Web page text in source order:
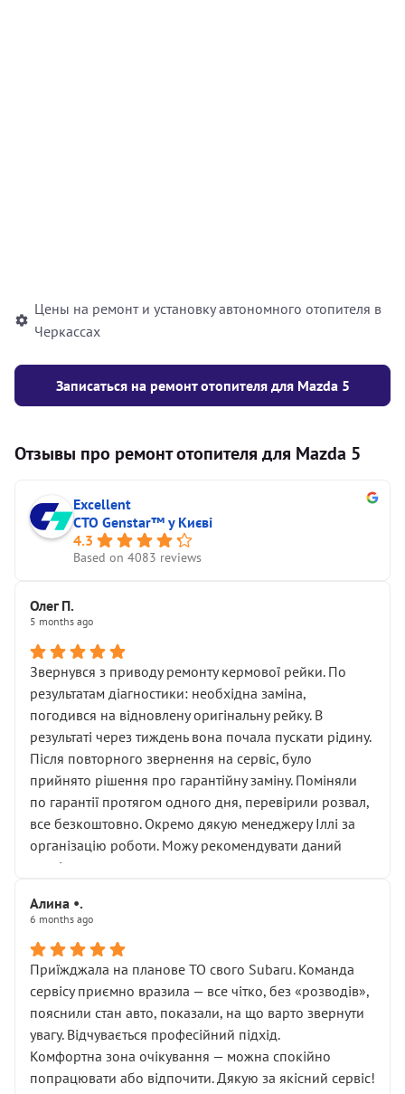
Цены на ремонт и установку автономного отопителя в
Черкассах
Записаться на ремонт отопителя для Mazda 5
Отзывы про ремонт отопителя для Mazda 5
Excellent
СТО Genstar™ у Києві
4.3
Based on 4083 reviews
Олег П.
5 months ago
Звернувся з приводу ремонту кермової рейки. По
результатам діагностики: необхідна заміна,
погодився на відновлену оригінальну рейку. В
результаті через тиждень вона почала пускати рідину.
Після повторного звернення на сервіс, було
прийнято рішення про гарантійну заміну. Поміняли
по гарантії протягом одного дня, перевірили розвал,
все безкоштовно. Окремо дякую менеджеру Іллі за
організацію роботи. Можу рекомендувати даний
сервіс.
Алина •.
6 months ago
Приїжджала на планове ТО свого Subaru. Команда
сервісу приємно вразила — все чітко, без «розводів»,
пояснили стан авто, показали, на що варто звернути
увагу. Відчувається професійний підхід.
Комфортна зона очікування — можна спокійно
попрацювати або відпочити. Дякую за якісний сервіс!